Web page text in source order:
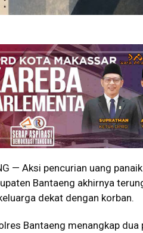
— Aksi pencurian uang
Bantaeng akhirnya
dekat dengan korban.
Bantaeng menangkap dua